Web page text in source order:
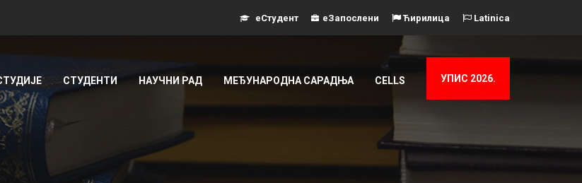
еСтудент еЗапослени Ћирилица Latinica
СТУДЕНТИ НАУЧНИ РАД МЕЂУНАРОДНА САРАДЊА CELLS УПИС 2026.